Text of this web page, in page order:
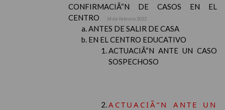
CONFIRMACIÃ“N DE CASOS EN EL
CENTRO
14 de febrero 2022
ANTES DE SALIR DE CASA
EN EL CENTRO EDUCATIVO
ACTUACIÃ“N ANTE UN CASO
SOSPECHOSO
ACTUACIÃ“N ANTE UN